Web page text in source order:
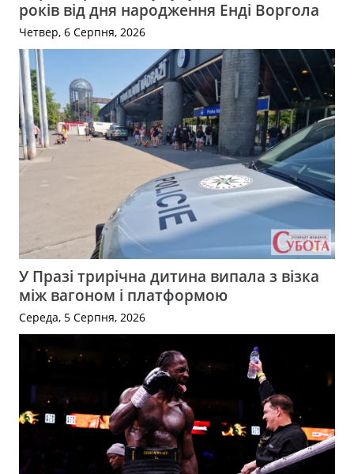
років від дня народження Енді Воргола
Четвер, 6 Серпня, 2026
У Празі трирічна дитина випала з візка
між вагоном і платформою
Середа, 5 Серпня, 2026